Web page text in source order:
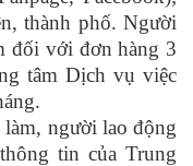
thành phố. Người
đối với đơn hàng 3
tâm Dịch vụ việc
người lao động
tin của Trung